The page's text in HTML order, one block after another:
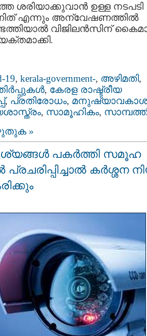
ശരിയാക്കുവാൻ ഉള്ള നടപടി
എന്നും അന്വേഷണത്തിൽ
വിജിലൻസിന്
19, kerala-government-, അഴിമതി,
, കേരള രാഷ്ട്രീയ
, പ്രതിരോധം,
, സാമൂഹികം,
»
പകര്‍ത്തി സമൂഹ
കർശ്ശന